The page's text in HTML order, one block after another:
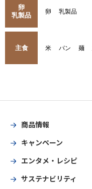
卵
乳製品
卵 乳製品
主食 米 パン 麺
商品情報
キャンペーン
エンタメ・レシピ
サステナビリティ